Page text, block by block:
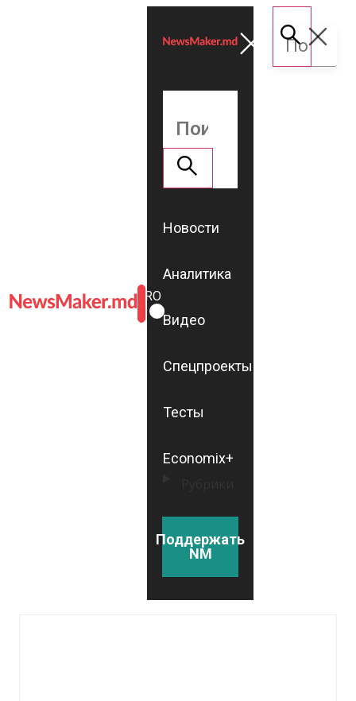
ROMÂNĂ
RU
Новости
Аналитика
Видео
Спецпроекты
Тесты
Economix+
Поддержать
NM